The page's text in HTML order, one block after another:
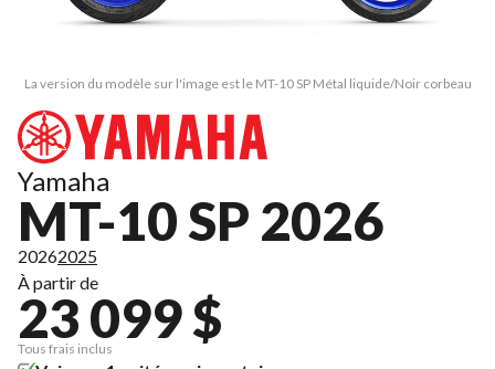
La version du modèle sur l'image est le MT-10 SP Métal liquide/Noir corbeau
Yamaha
MT-10 SP 2026
20262025
À partir de
23 099 $
Tous frais inclus